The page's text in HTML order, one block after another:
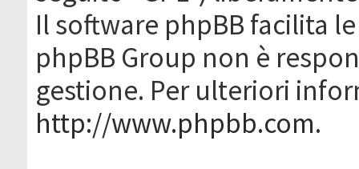
Il software phpBB facilita
phpBB Group non è
gestione. Per ulteriori
http://www.phpbb.com.